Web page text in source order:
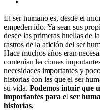
El ser humano es, desde el
empedernido. Ya sean sus
desde las primeras huellas de
rastros de la afición del ser
Hace muchos años eran
contenían lecciones
necesidades importantes y
historias con las que el ser
su vida. Podemos intuir que
importantes para el ser
historias.